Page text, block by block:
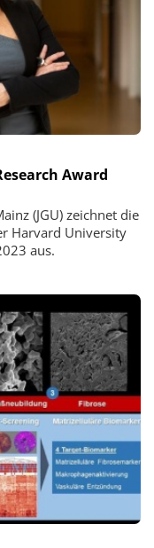
Award
(JGU) zeichnet die
Harvard University
aus.